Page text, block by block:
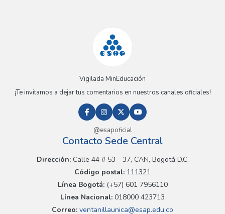
Vigilada MinEducación
¡Te invitamos a dejar tus comentarios en nuestros canales oficiales!
@esapoficial
Contacto Sede Central
Dirección:Calle 44 # 53 - 37, CAN, Bogotá D.C.
Código postal: 111321
Línea Bogotá:(+57) 601 7956110
Línea Nacional: 018000 423713
Correo: ventanillaunica@esap.edu.co